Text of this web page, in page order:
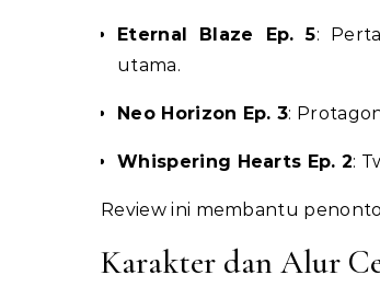
Eternal Blaze Ep. 5:
utama.
Neo Horizon Ep. 3:
Whispering Hearts Ep. 2:
Review ini membantu
Karakter dan Alur